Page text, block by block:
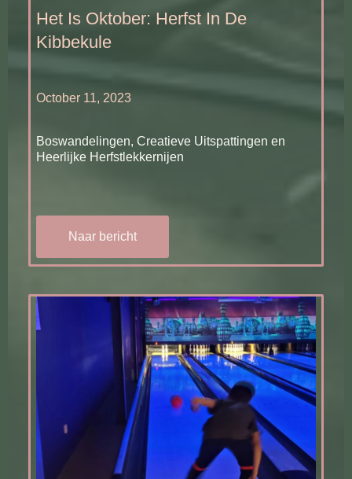
Het Is Oktober: Herfst In De
Kibbekule
October 11, 2023
Boswandelingen, Creatieve Uitspattingen en
Heerlijke Herfstlekkernijen
Naar bericht